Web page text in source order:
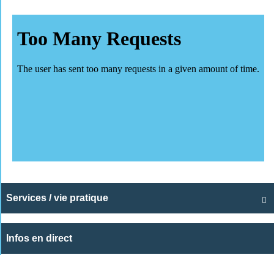

Services / vie pratique
Infos en direct